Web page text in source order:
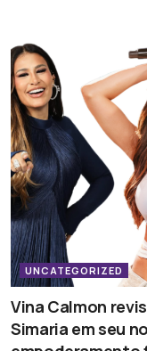
UNCATEGORIZED
Vina Calmon
Simaria em seu